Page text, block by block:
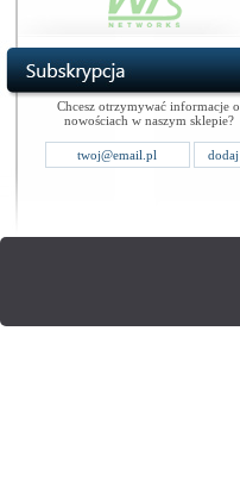
Chcesz otrzymywać informacje o
nowościach w naszym sklepie?